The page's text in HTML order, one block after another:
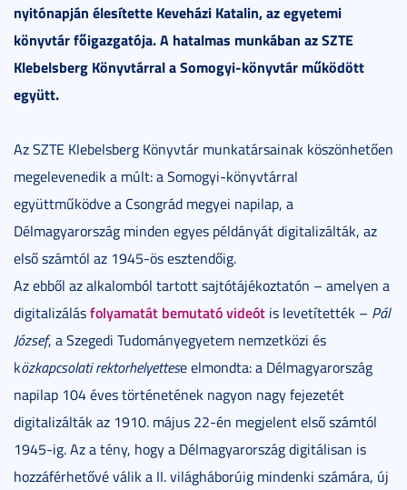
nyitónapján élesítette Keveházi Katalin, az egyetemi
könyvtár főigazgatója. A hatalmas munkában az SZTE
Klebelsberg Könyvtárral a Somogyi-könyvtár működött
együtt.
Az SZTE Klebelsberg Könyvtár munkatársainak köszönhetően
megelevenedik a múlt: a Somogyi-könyvtárral
együttműködve a Csongrád megyei napilap, a
Délmagyarország minden egyes példányát digitalizálták, az
első számtól az 1945-ös esztendőig.
Az ebből az alkalomból tartott sajtótájékoztatón – amelyen a
digitalizálásfolyamatát bemutató videót is levetítették – Pál
József, a Szegedi Tudományegyetem nemzetközi és
közkapcsolati rektorhelyettese elmondta: a Délmagyarország
napilap 104 éves történetének nagyon nagy fejezetét
digitalizálták az 1910. május 22-én megjelent első számtól
1945-ig. Az a tény, hogy a Délmagyarország digitálisan is
hozzáférhetővé válik a II. világháborúig mindenki számára, új